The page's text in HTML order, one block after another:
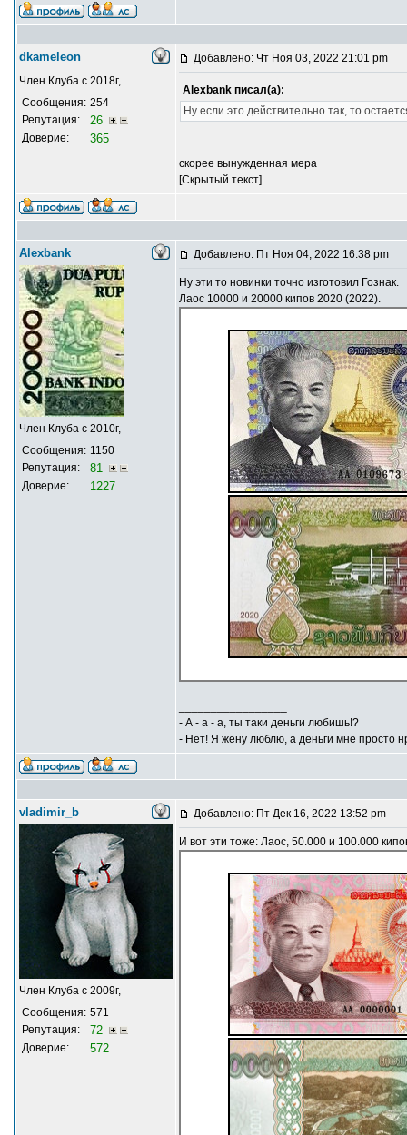
dkameleon
Член Клуба с 2018г,
Сообщения: 254
Репутация:
26
Доверие: 365
Добавлено: Чт Ноя 03, 2022 21:01 pm
Alexbank писал(а):
Ну если это действительно так, то
скорее вынужденная мера
[Скрытый текст]
Alexbank
Член Клуба с 2010г,
Сообщения: 1150
Репутация:
81
Доверие: 1227
Добавлено: Пт Ноя 04, 2022 16:38 pm
Ну эти то новинки точно изготовил Гознак.
Лаос 10000 и 20000 кипов 2020 (2022).
- А - а - а, ты таки деньги любишь!?
- Нет! Я жену люблю, а деньги мне просто
vladimir_b
Член Клуба с 2009г,
Сообщения: 571
Репутация:
72
Доверие: 572
Добавлено: Пт Дек 16, 2022 13:52 pm
И вот эти тоже: Лаос, 50.000 и 100.000